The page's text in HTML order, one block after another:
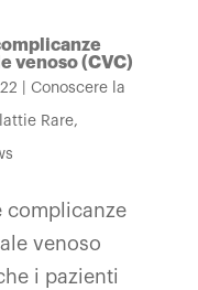
venoso (CVC)
Conoscere la
Rare,
complicanze
venoso
i pazienti